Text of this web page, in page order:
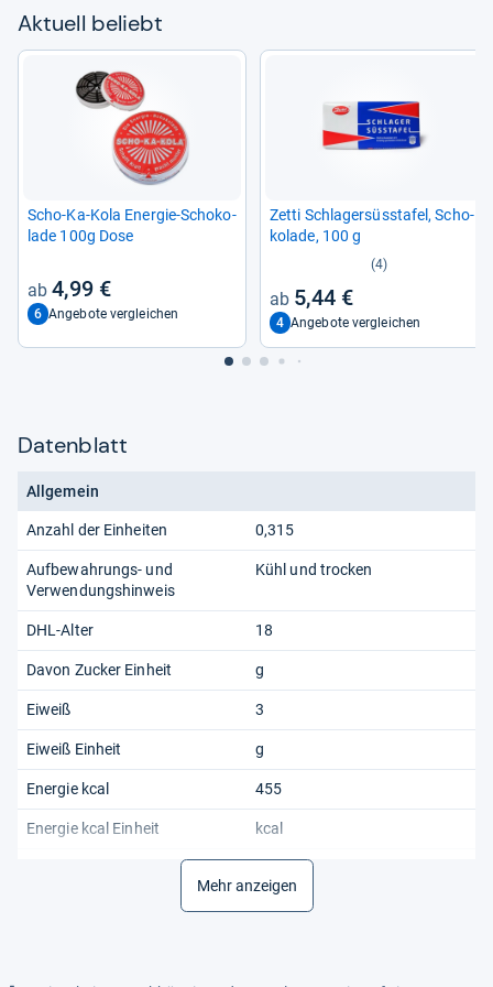
Aktu­ell beliebt
Scho-​Ka-​Kola Ener­gie-​Scho­ko­
lade 100g Dose
4,99 €
6 Angebote vergleichen
Zetti Schla­ger­süss­ta­fel, Scho­
ko­lade, 100 g
(4)
5,44 €
4 Angebote vergleichen
Datenblatt
Allgemein
Anzahl der Einheiten 0,315
Aufbewahrungs- und
Verwendungshinweis
Kühl und trocken
DHL-Alter 18
Davon Zucker Einheit g
Eiweiß 3
Eiweiß Einheit g
Energie kcal 455
Energie kcal Einheit kcal
kj
Mehr anzeigen